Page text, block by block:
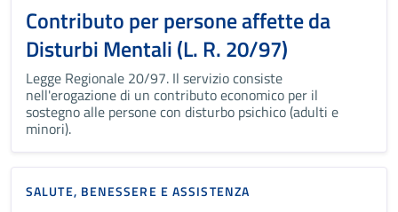
Contributo per persone affette da
Disturbi Mentali (L. R. 20/97)
Legge Regionale 20/97. Il servizio consiste
nell'erogazione di un contributo economico per il
sostegno alle persone con disturbo psichico (adulti e
minori).
SALUTE, BENESSERE E ASSISTENZA